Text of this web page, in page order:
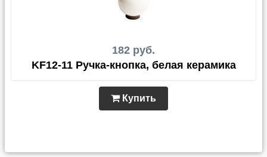
182 руб.
KF12-11 Ручка-кнопка, белая керамика
Купить